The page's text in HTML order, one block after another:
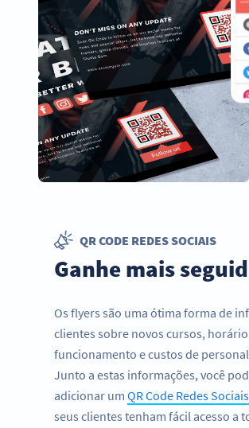
QR CODE REDES SOCIAIS
Ganhe mais
Os flyers são uma ótima forma de
clientes sobre novos cursos,
funcionamento e custos de
Junto a estas informações, você
adicionar um QR Code Redes Sociais
seus clientes tenham fácil acesso a